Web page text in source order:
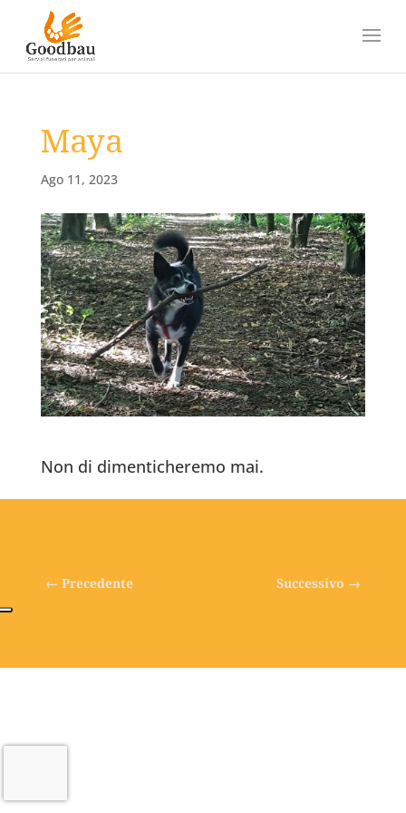
Maya
Ago 11, 2023
Non di dimenticheremo mai.
← Precedente Successivo →